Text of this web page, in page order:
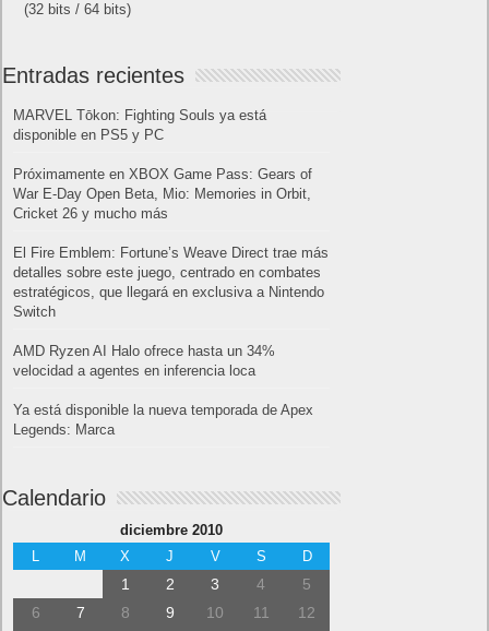
(32 bits / 64 bits)
Entradas recientes
MARVEL Tōkon: Fighting Souls ya está
disponible en PS5 y PC
Próximamente en XBOX Game Pass: Gears of
War E-Day Open Beta, Mio: Memories in Orbit,
Cricket 26 y mucho más
El Fire Emblem: Fortune’s Weave Direct trae más
detalles sobre este juego, centrado en combates
estratégicos, que llegará en exclusiva a Nintendo
Switch
AMD Ryzen AI Halo ofrece hasta un 34%
velocidad a agentes en inferencia loca
Ya está disponible la nueva temporada de Apex
Legends: Marca
Calendario
diciembre 2010
L
M X J V S D
1 2 3 4
5
6
7 8 9 10 11
12